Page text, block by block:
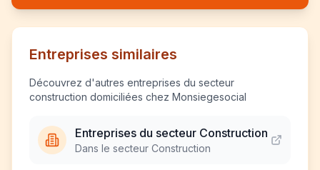
Entreprises similaires
Découvrez d'autres entreprises du secteur
construction domiciliées chez Monsiegesocial
Entreprises du secteur Construction
Dans le secteur Construction